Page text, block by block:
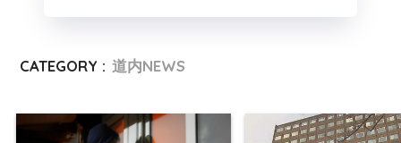
CATEGORY : 道内NEWS